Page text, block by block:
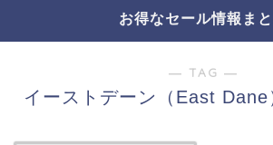
お得なセール情報ま
― TAG ―
イーストデーン（East